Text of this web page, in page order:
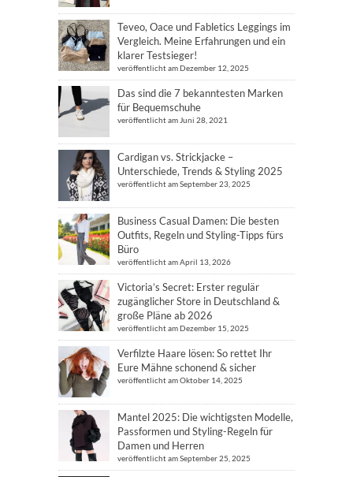
Teveo, Oace und Fabletics Leggings im
Vergleich. Meine Erfahrungen und ein
klarer Testsieger!
veröffentlicht am Dezember 12, 2025
Das sind die 7 bekanntesten Marken
für Bequemschuhe
veröffentlicht am Juni 28, 2021
Cardigan vs. Strickjacke –
Unterschiede, Trends & Styling 2025
veröffentlicht am September 23, 2025
Business Casual Damen: Die besten
Outfits, Regeln und Styling-Tipps fürs
Büro
veröffentlicht am April 13, 2026
Victoria’s Secret: Erster regulär
zugänglicher Store in Deutschland &
große Pläne ab 2026
veröffentlicht am Dezember 15, 2025
Verfilzte Haare lösen: So rettet Ihr
Eure Mähne schonend & sicher
veröffentlicht am Oktober 14, 2025
Mantel 2025: Die wichtigsten Modelle,
Passformen und Styling-Regeln für
Damen und Herren
veröffentlicht am September 25, 2025